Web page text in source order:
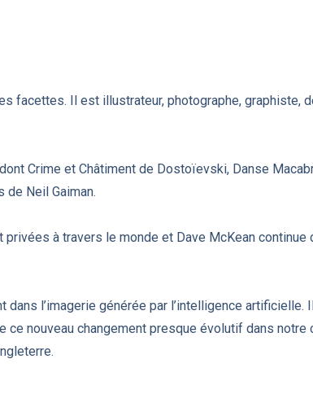
facettes. Il est illustrateur, photographe, graphiste,
Crime et Châtiment de Dostoïevski, Danse
de Neil Gaiman.
à travers le monde et Dave McKean continue
dans l’imagerie générée par l’intelligence artificielle. Il
ce nouveau changement presque évolutif dans notre